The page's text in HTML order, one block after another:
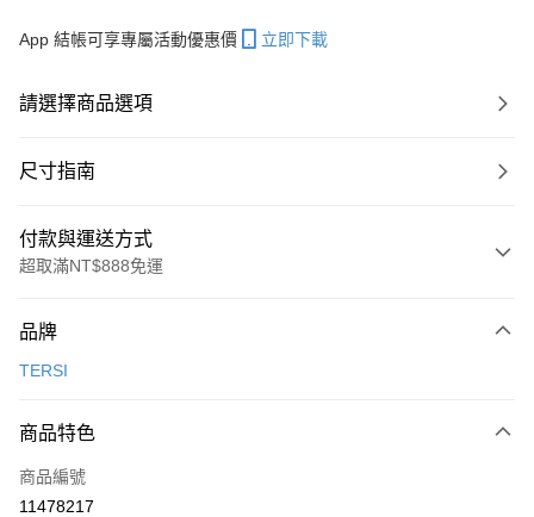
App 結帳可享專屬活動優惠價 立即下載
請選擇商品選項
尺寸指南
付款與運送方式
超取滿NT$888免運
信用卡一次付款
LINE Pay
Apple Pay
品牌
TERSI
商品特色
商品編號
11478217